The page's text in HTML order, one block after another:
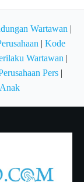
Wartawan |
| Kode
Wartawan |
Pers|